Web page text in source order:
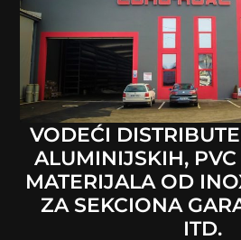
VODEĆI
ALUMINIJSKIH,
MATERIJALA OD
ZA SEKCIONA
ITD.